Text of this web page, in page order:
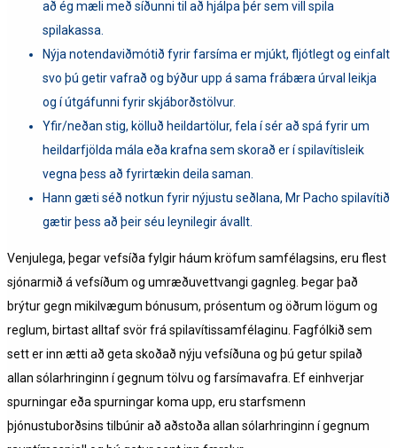
að ég mæli með síðunni til að hjálpa þér sem vill spila
spilakassa.
Nýja notendaviðmótið fyrir farsíma er mjúkt, fljótlegt og einfalt
svo þú getir vafrað og býður upp á sama frábæra úrval leikja
og í útgáfunni fyrir skjáborðstölvur.
Yfir/neðan stig, kölluð heildartölur, fela í sér að spá fyrir um
heildarfjölda mála eða krafna sem skorað er í spilavítisleik
vegna þess að fyrirtækin deila saman.
Hann gæti séð notkun fyrir nýjustu seðlana, Mr Pacho spilavítið
gætir þess að þeir séu leynilegir ávallt.
Venjulega, þegar vefsíða fylgir háum kröfum samfélagsins, eru flest
sjónarmið á vefsíðum og umræðuvettvangi gagnleg. Þegar það
brýtur gegn mikilvægum bónusum, prósentum og öðrum lögum og
reglum, birtast alltaf svör frá spilavítissamfélaginu. Fagfólkið sem
sett er inn ætti að geta skoðað nýju vefsíðuna og þú getur spilað
allan sólarhringinn í gegnum tölvu og farsímavafra. Ef einhverjar
spurningar eða spurningar koma upp, eru starfsmenn
þjónustuborðsins tilbúnir að aðstoða allan sólarhringinn í gegnum